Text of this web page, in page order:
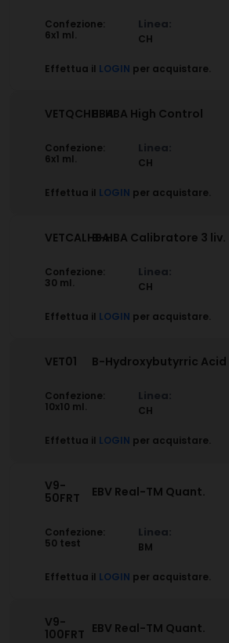
Confezione:
6x1 ml.
Linea:
CH
Effettua il LOGIN per acquistare.
VETQCHHBAB-HBA High Control
Confezione:
6x1 ml.
Linea:
CH
Effettua il LOGIN per acquistare.
VETCALHBAB-HBA Calibratore 3 liv.
Confezione:
30 ml.
Linea:
CH
Effettua il LOGIN per acquistare.
VET01 B-Hydroxybutyrric Acid
Confezione:
10x10 ml.
Linea:
CH
Effettua il LOGIN per acquistare.
V9-
50FRT
EBV Real-TM Quant.
Confezione:
50 test
Linea:
BM
Effettua il LOGIN per acquistare.
V9-
100FRT EBV Real-TM Quant.